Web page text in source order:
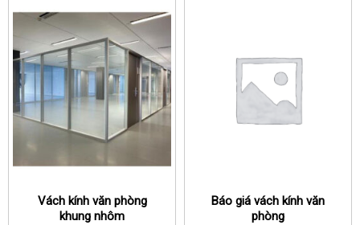
Vách kính văn phòng
khung nhôm
Báo giá vách kính văn
phòng